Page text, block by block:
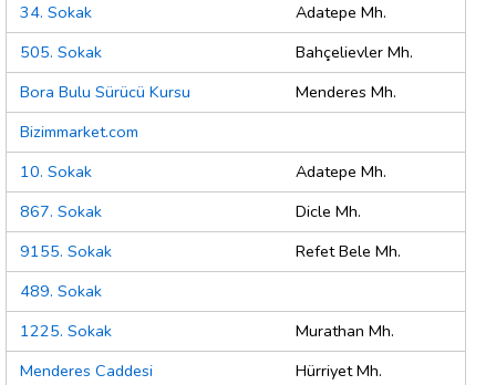
34. Sokak
Adatepe Mh.
505. Sokak
Bahçelievler Mh.
Bora Bulu Sürücü Kursu
Menderes Mh.
Bizimmarket.com
10. Sokak
Adatepe Mh.
867. Sokak
Dicle Mh.
9155. Sokak
Refet Bele Mh.
489. Sokak
1225. Sokak
Murathan Mh.
Menderes Caddesi
Hürriyet Mh.